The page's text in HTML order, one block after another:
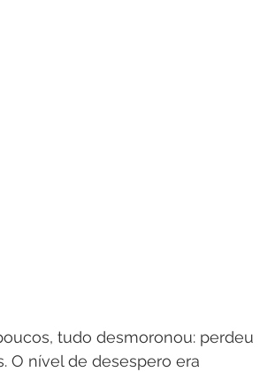
tudo desmoronou: perdeu
O nível de desespero era